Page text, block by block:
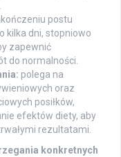
postu
kilka dni, stopniowo
zapewnić
do normalności.
polega na
oraz
posiłków,
efektów diety, aby
rezultatami.
konkretnych